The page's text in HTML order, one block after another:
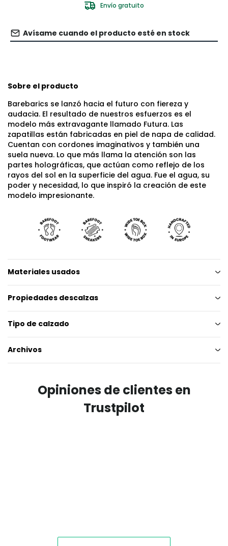
Envío gratuito
Avísame cuando el producto esté en stock
Sobre el producto
Barebarics se lanzó hacia el futuro con fiereza y
audacia. El resultado de nuestros esfuerzos es el
modelo más extravagante llamado Futura. Las
zapatillas están fabricadas en piel de napa de calidad.
Cuentan con cordones imaginativos y también una
suela nueva. Lo que más llama la atención son las
partes holográficas, que actúan como reflejo de los
rayos del sol en la superficie del agua. Fue el agua, su
poder y necesidad, lo que inspiró la creación de este
modelo impresionante.
Materiales usados
Propiedades descalzas
Tipo de calzado
Archivos
Opiniones de clientes en
Trustpilot